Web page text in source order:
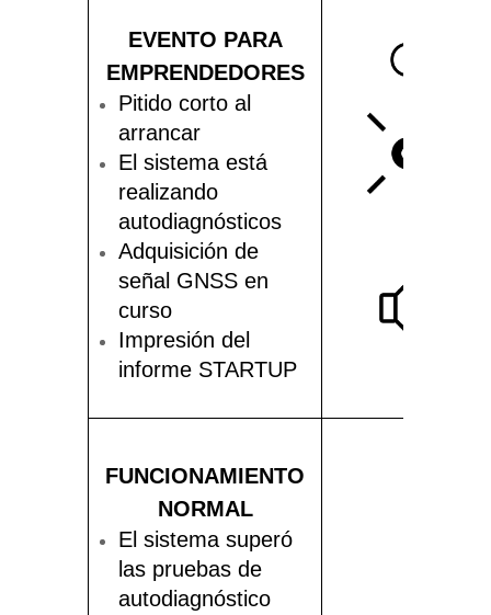
EVENTO PARA
EMPRENDEDORES
Pitido corto al
arrancar
El sistema está
realizando
autodiagnósticos
Adquisición de
señal GNSS en
curso
Impresión del
informe STARTUP
FUNCIONAMIENTO
NORMAL
El sistema superó
las pruebas de
autodiagnóstico